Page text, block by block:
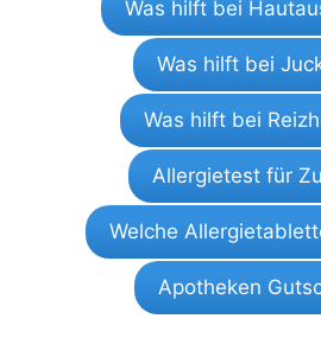
Was hilft bei
Was hilft bei
Was hilft bei
Allergietest für
Welche
Apotheken